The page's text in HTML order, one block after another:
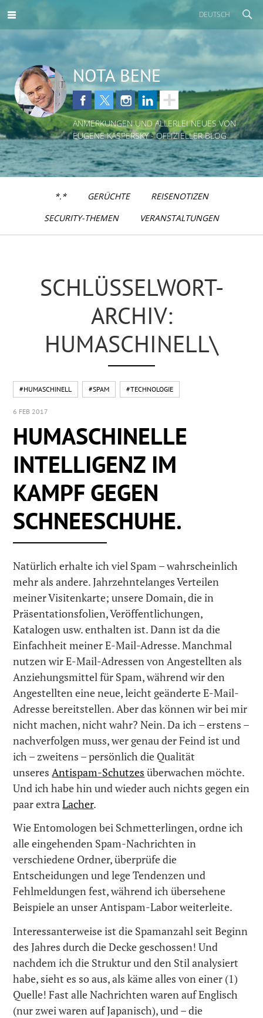
DEUTSCH
NOTA BENE
ANMERKUNGEN UND ALLERLEI NEUES VON
EUGENE KASPERSKY - OFFIZIELLER BLOG
*.* GERÜCHTE
REISENOTIZEN
SECURITY-THEMEN
VERANSTALTUNGEN
SCHLÜSSELWORT-
ARCHIV:
HUMASCHINELL\
#HUMASCHINELL #SPAM #TECHNOLOGIE
6 FEB 2017
HUMASCHINELLE
INTELLIGENZ IM
KAMPF GEGEN
SCHNEESCHUHE.
Natürlich erhalte ich viel Spam – wahrscheinlich
mehr als andere. Jahrzehntelanges Verteilen
meiner Visitenkarte; unsere Domain, die in
Präsentationsfolien, Veröffentlichungen,
Katalogen usw. enthalten ist. Dann ist da die
Einfachheit meiner E-Mail-Adresse. Manchmal
nutzen wir E-Mail-Adressen von Angestellten als
Anziehungsmittel für Spam, während wir den
Angestellten eine neue, leicht geänderte E-Mail-
Adresse bereitstellen. Aber das können wir bei mir
nicht machen, nicht wahr? Nein. Da ich – erstens –
nachverfolgen muss, wer genau der Feind ist und
ich – zweitens – persönlich die Qualität
unseresAntispam-Schutzes überwachen möchte.
Und ich habe hin und wieder auch nichts gegen ein
paar extraLacher.
Wie Entomologen bei Schmetterlingen, ordne ich
alle eingehenden Spam-Nachrichten in
verschiedene Ordner, überprüfe die
Entscheidungen und lege Tendenzen und
Fehlmeldungen fest, während ich übersehene
Beispiele an unser Antispam-Labor weiterleite.
Interessanterweise ist die Spamanzahl seit Beginn
des Jahres durch die Decke geschossen! Und
nachdem ich die Struktur und den Stil analysiert
habe, sieht es so aus, als käme alles von einer (1)
Quelle! Fast alle Nachrichten waren auf Englisch
(nur zwei waren auf Japanisch), und – die